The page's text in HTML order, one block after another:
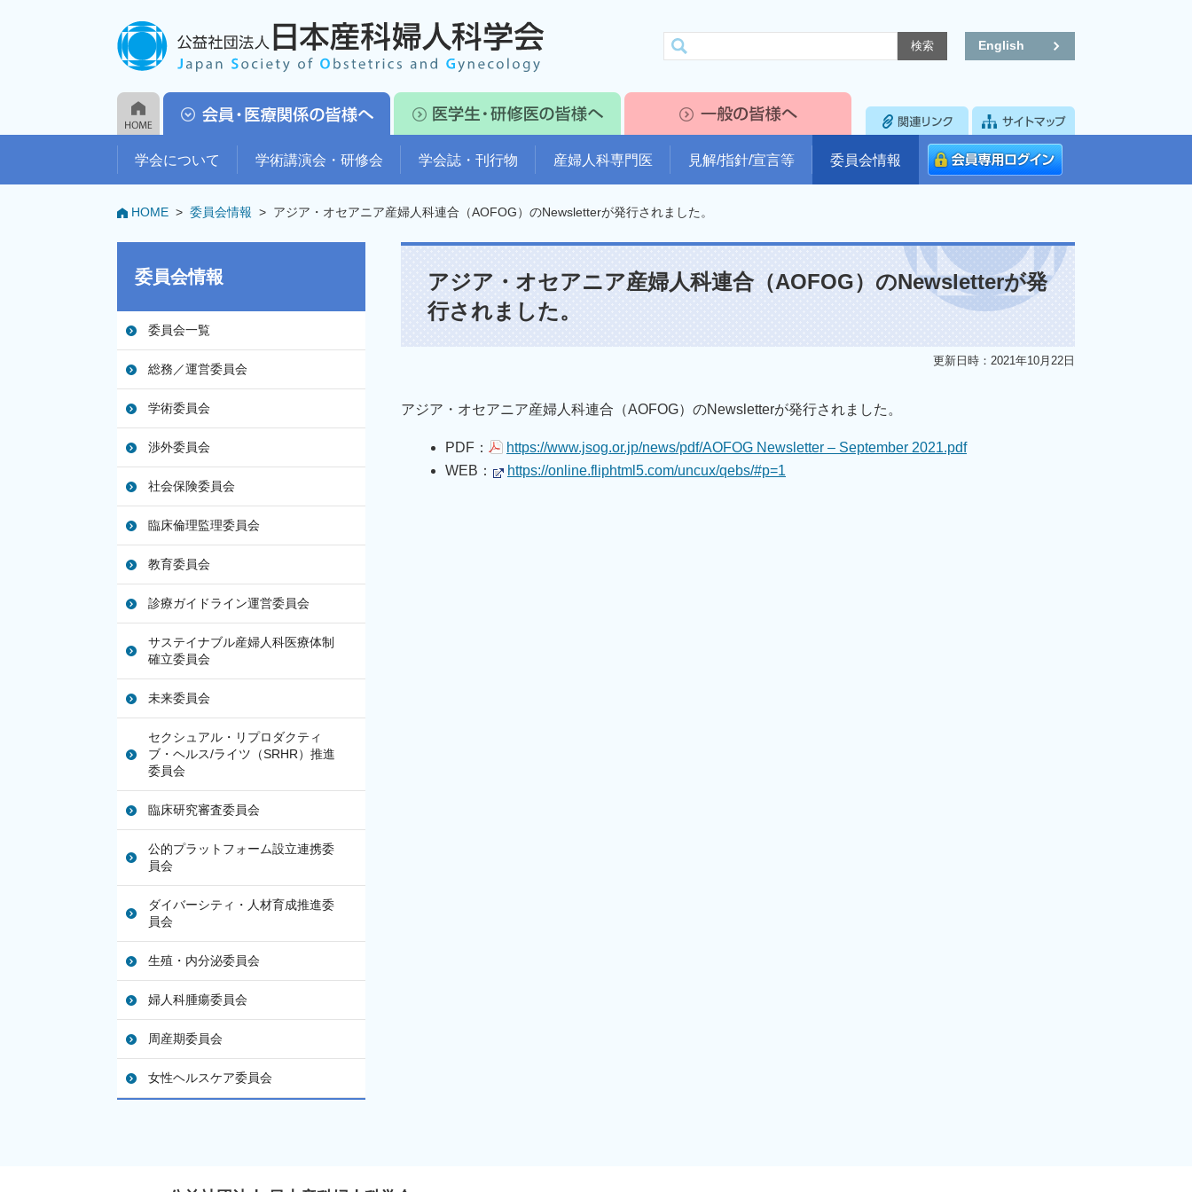
English
学会について 学術講演会・研修会 学会誌・刊行物 産婦人科専門医 見解/指針/宣言等 委員会情報
委員会情報
委員会一覧
総務／運営委員会
学術委員会
渉外委員会
社会保険委員会
臨床倫理監理委員会
教育委員会
診療ガイドライン運営委員会
サステイナブル産婦人科医療体制
確立委員会
未来委員会
セクシュアル・リプロダクティ
ブ・ヘルス/ライツ（SRHR）推進
委員会
臨床研究審査委員会
公的プラットフォーム設立連携委
員会
ダイバーシティ・人材育成推進委
員会
生殖・内分泌委員会
婦人科腫瘍委員会
周産期委員会
女性ヘルスケア委員会
HOME > 委員会情報 > アジア・オセアニア産婦人科連合（AOFOG）のNewsletterが発行されました。
アジア・オセアニア産婦人科連合（AOFOG）のNewsletterが発
行されました。
更新日時：2021年10月22日
アジア・オセアニア産婦人科連合（AOFOG）のNewsletterが発行されました。
PDF：
https://www.jsog.or.jp/news/pdf/AOFOG Newsletter – September 2021.pdf
WEB：
https://online.fliphtml5.com/uncux/qebs/#p=1